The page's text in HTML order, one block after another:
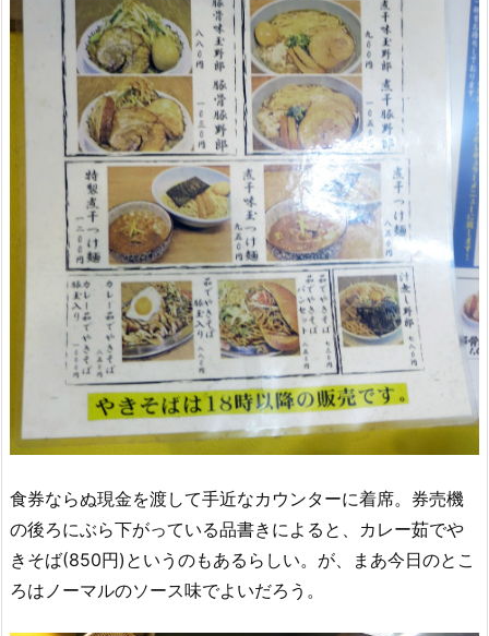
食券ならぬ現金を渡して手近なカウンターに着席。券売機
の後ろにぶら下がっている品書きによると、カレー茹でや
きそば(850円)というのもあるらしい。が、まあ今日のとこ
ろはノーマルのソース味でよいだろう。